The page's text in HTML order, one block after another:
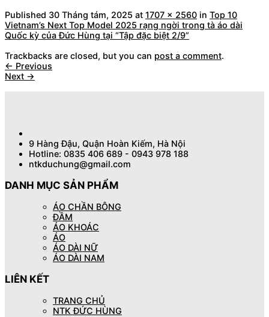
Published 30 Tháng tám, 2025 at 1707 × 2560 in Top 10
Vietnam’s Next Top Model 2025 rạng ngời trong tà áo dài
Quốc kỳ của Đức Hùng tại “Tập đặc biệt 2/9”
Trackbacks are closed, but you can post a comment.
← Previous
Next →
9 Hàng Đậu, Quận Hoàn Kiếm, Hà Nội
Hotline: 0835 406 689 - 0943 978 188
ntkduchung@gmail.com
DANH MỤC SẢN PHẨM
ÁO CHẦN BÔNG
ĐẦM
ÁO KHOÁC
ÁO
ÁO DÀI NỮ
ÁO DÀI NAM
LIÊN KẾT
TRANG CHỦ
NTK ĐỨC HÙNG